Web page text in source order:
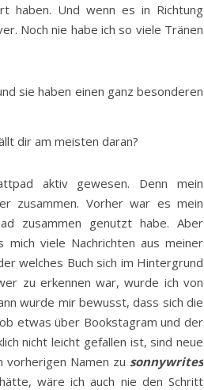
haben. Und wenn es in Richtung
Noch nie habe ich so viele Tränen
sie haben einen ganz besonderen
dir am meisten daran?
aktiv gewesen. Denn mein
zusammen. Vorher war es mein
zusammen genutzt habe. Aber
viele Nachrichten aus meiner
welches Buch sich im Hintergrund
zu erkennen war, wurde ich von
wurde mir bewusst, dass sich die
etwas über Bookstagram und der
nicht leicht gefallen ist, sind neue
vorherigen Namen zu sonnywrites
wäre ich auch nie den Schritt